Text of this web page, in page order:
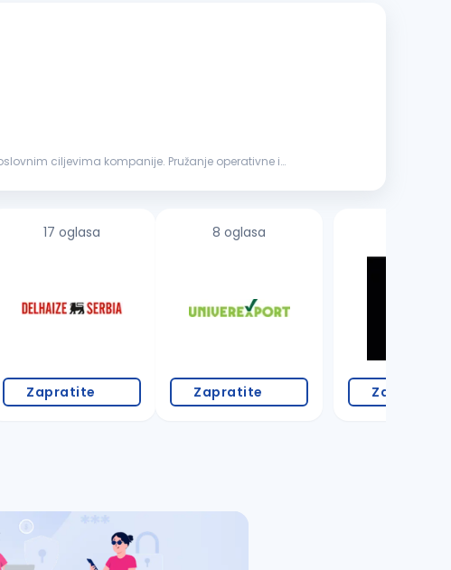
ciljevima kompanije. Pružanje operativne i
17 oglasa
Zapratite
8 oglasa
Zapratite Zapratite